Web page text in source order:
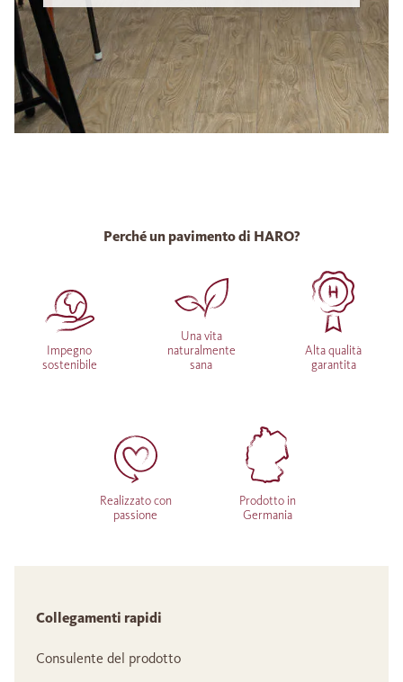
Perché un pavimento di HARO?
Impegno
sostenibile
Una vita
naturalmente
sana
Alta qualità
garantita
Realizzato con
passione
Prodotto in
Germania
Collegamenti rapidi
Consulente del prodotto